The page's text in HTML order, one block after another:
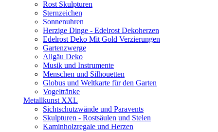
Rost Skulpturen
Sternzeichen
Sonnenuhren
Herzige Dinge - Edelrost Dekoherzen
Edelrost Deko Mit Gold Verzierungen
Gartenzwerge
Allgäu Deko
Musik und Instrumente
Menschen und Silhouetten
Globus und Weltkarte für den Garten
Vogeltränke
Metallkunst XXL
Sichtschutzwände und Paravents
Skulpturen - Rostsäulen und Stelen
Kaminholzregale und Herzen